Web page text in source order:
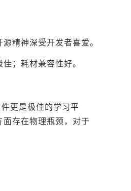
精神深受开发者喜爱。
；耗材兼容性好。
更是极佳的学习平
存在物理瓶颈，对于